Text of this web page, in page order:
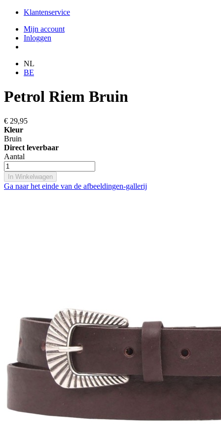
Klantenservice
Mijn account
Inloggen
NL
BE
Petrol Riem Bruin
€ 29,95
Kleur
Bruin
Direct leverbaar
Aantal
In Winkelwagen
Ga naar het einde van de afbeeldingen-gallerij